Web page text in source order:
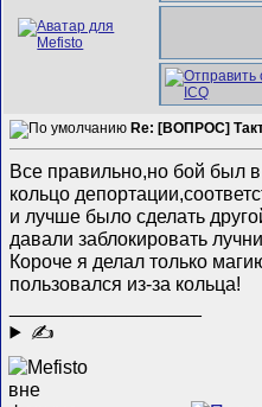
Re: [ВОПРОС]
Все правильно,но бой был
кольцо
и лучше было сделать
давали заблокировать
Короче я делал только
пользовался из-за кольца!
✍